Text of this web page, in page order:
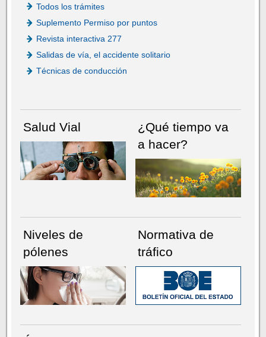
Todos los trámites
Suplemento Permiso por puntos
Revista interactiva 277
Salidas de vía, el accidente solitario
Técnicas de conducción
Salud Vial
¿Qué tiempo va
a hacer?
Niveles de
pólenes
Normativa de
tráfico